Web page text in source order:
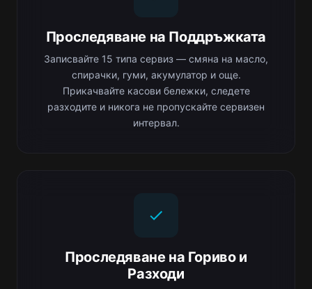
Проследяване на Поддръжката
Записвайте 15 типа сервиз — смяна на масло,
спирачки, гуми, акумулатор и още.
Прикачвайте касови бележки, следете
разходите и никога не пропускайте сервизен
интервал.
Проследяване на Гориво и
Разходи